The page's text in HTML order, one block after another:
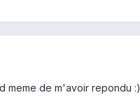
meme de m'avoir repondu :)